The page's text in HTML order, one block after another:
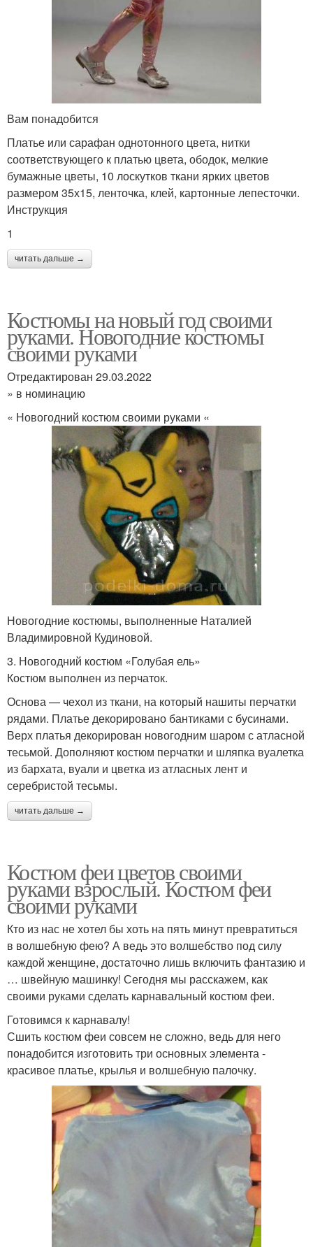
Вам понадобится
Платье или сарафан однотонного цвета, нитки
соответствующего к платью цвета, ободок, мелкие
бумажные цветы, 10 лоскутков ткани ярких цветов
размером 35х15, ленточка, клей, картонные лепесточки.
Инструкция
1
читать дальше →
Костюмы на новый год своими
руками. Новогодние костюмы
своими руками
Отредактирован 29.03.2022
» в номинацию
« Новогодний костюм своими руками «
Новогодние костюмы, выполненные Наталией
Владимировной Кудиновой.
3. Новогодний костюм «Голубая ель»
Костюм выполнен из перчаток.
Основа — чехол из ткани, на который нашиты перчатки
рядами. Платье декорировано бантиками с бусинами.
Верх платья декорирован новогодним шаром с атласной
тесьмой. Дополняют костюм перчатки и шляпка вуалетка
из бархата, вуали и цветка из атласных лент и
серебристой тесьмы.
читать дальше →
Костюм феи цветов своими
руками взрослый. Костюм феи
своими руками
Кто из нас не хотел бы хоть на пять минут превратиться
в волшебную фею? А ведь это волшебство под силу
каждой женщине, достаточно лишь включить фантазию и
… швейную машинку! Сегодня мы расскажем, как
своими руками сделать карнавальный костюм феи.
Готовимся к карнавалу!
Сшить костюм феи совсем не сложно, ведь для него
понадобится изготовить три основных элемента -
красивое платье, крылья и волшебную палочку.